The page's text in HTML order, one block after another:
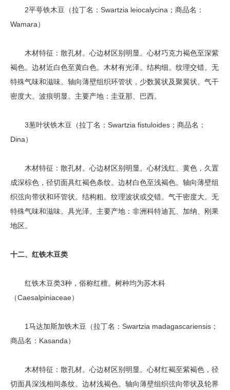
2平萼铁木豆（拉丁名：Swartzia leiocalycina；商品名：
Wamara）
木材特征：散孔材。心边材区别明显。心材巧克力褐色至深紫
褐色。边材近白色至黄白色。木材有光泽。结构细。纹理交错。无
特殊气味和滋味。轴向薄壁组织环管状，少数翼状及聚翼状。气干
密度大。波痕明显。主要产地：圭亚那、巴西。
3葱叶状铁木豆（拉丁名：Swartzia fistuloides；商品名：
Dina）
木材特征：散孔材。心边材区别明显。心材浅红、黄色，久置
成深棕色，径切面具红褐色条纹。边材白色至浅褐色。轴向薄壁组
织弦向带状和环管状。结构粗。纹理波状或交错。气干密度大。无
特殊气味和滋味。具光泽。主要产地：非洲科特迪瓦、加纳、刚果
地区。
十二、红铁木豆类
红铁木豆类3种，俗称红檀。树种均为苏木科
（Caesalpiniaceae）
1马达加斯加铁木豆（拉丁名：Swartzia madagascariensis；
商品名：Kasanda）
木材特征：散孔材。心边材区别明显。心材红褐至紫褐色，径
切面具深浅相间条纹。边材浅褐色。轴向薄壁组织弦向带状及轮界